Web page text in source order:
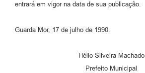
entrará em vigor na data de sua publicação.
Guarda Mor, 17 de julho de 1990.
Hélio Silveira Machado
Prefeito Municipal